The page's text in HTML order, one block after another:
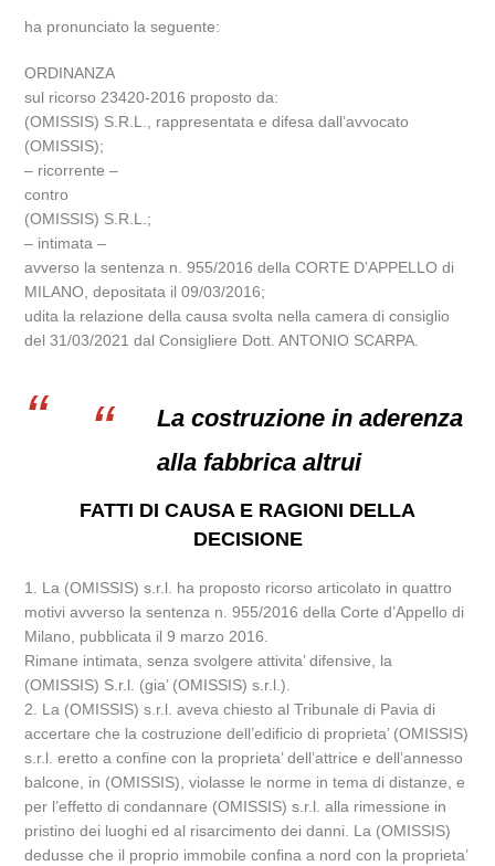
ha pronunciato la seguente:
ORDINANZA
sul ricorso 23420-2016 proposto da:
(OMISSIS) S.R.L., rappresentata e difesa dall’avvocato
(OMISSIS);
– ricorrente –
contro
(OMISSIS) S.R.L.;
– intimata –
avverso la sentenza n. 955/2016 della CORTE D’APPELLO di
MILANO, depositata il 09/03/2016;
udita la relazione della causa svolta nella camera di consiglio
del 31/03/2021 dal Consigliere Dott. ANTONIO SCARPA.
La costruzione in aderenza
alla fabbrica altrui
FATTI DI CAUSA E RAGIONI DELLA
DECISIONE
1. La (OMISSIS) s.r.l. ha proposto ricorso articolato in quattro
motivi avverso la sentenza n. 955/2016 della Corte d’Appello di
Milano, pubblicata il 9 marzo 2016.
Rimane intimata, senza svolgere attivita’ difensive, la
(OMISSIS) S.r.l. (gia’ (OMISSIS) s.r.l.).
2. La (OMISSIS) s.r.l. aveva chiesto al Tribunale di Pavia di
accertare che la costruzione dell’edificio di proprieta’ (OMISSIS)
s.r.l. eretto a confine con la proprieta’ dell’attrice e dell’annesso
balcone, in (OMISSIS), violasse le norme in tema di distanze, e
per l’effetto di condannare (OMISSIS) s.r.l. alla rimessione in
pristino dei luoghi ed al risarcimento dei danni. La (OMISSIS)
dedusse che il proprio immobile confina a nord con la proprieta’